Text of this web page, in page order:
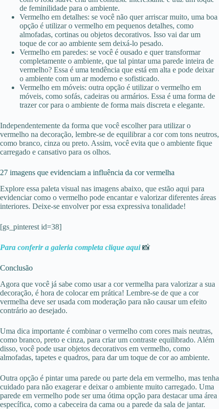
de feminilidade para o ambiente.
Vermelho em detalhes: se você não quer arriscar muito, uma boa
opção é utilizar o vermelho em pequenos detalhes, como
almofadas, cortinas ou objetos decorativos. Isso vai dar um
toque de cor ao ambiente sem deixá-lo pesado.
Vermelho em paredes: se você é ousado e quer transformar
completamente o ambiente, que tal pintar uma parede inteira de
vermelho? Essa é uma tendência que está em alta e pode deixar
o ambiente com um ar moderno e sofisticado.
Vermelho em móveis: outra opção é utilizar o vermelho em
móveis, como sofás, cadeiras ou armários. Essa é uma forma de
trazer cor para o ambiente de forma mais discreta e elegante.
Independentemente da forma que você escolher para utilizar o
vermelho na decoração, lembre-se de equilibrar a cor com tons neutros,
como branco, cinza ou preto. Assim, você evita que o ambiente fique
carregado e cansativo para os olhos.
27 imagens que evidenciam a influência da cor vermelha
Explore essa paleta visual nas imagens abaixo, que estão aqui para
evidenciar como o vermelho pode encantar e valorizar diferentes áreas
interiores. Deixe-se envolver por essa expressiva tonalidade!
[gs_pinterest id=38]
Para conferir a galeria completa clique aqui📸
Conclusão
Agora que você já sabe como usar a cor vermelha para valorizar a sua
decoração, é hora de colocar em prática! Lembre-se de que a cor
vermelha deve ser usada com moderação para não causar um efeito
contrário ao desejado.
Uma dica importante é combinar o vermelho com cores mais neutras,
como branco, preto e cinza, para criar um contraste equilibrado. Além
disso, você pode usar objetos decorativos em vermelho, como
almofadas, tapetes e quadros, para dar um toque de cor ao ambiente.
Outra opção é pintar uma parede ou parte dela em vermelho, mas tenha
cuidado para não exagerar e deixar o ambiente muito carregado. Uma
parede em vermelho pode ser uma ótima opção para destacar uma área
específica, como a cabeceira da cama ou a parede da sala de jantar.